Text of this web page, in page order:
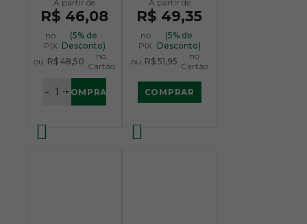
R$ 46,08
no
PIX
(5% de
Desconto)
ou R$ 48,50
no
Cartão
+
- COMPRAR
R$ 49,35
no
PIX
(5% de
Desconto)
ou R$ 51,95
no
Cartão
COMPRAR